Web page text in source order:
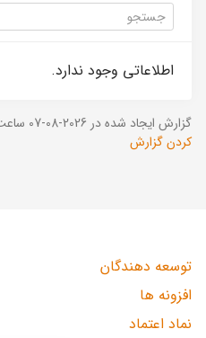
اطلاعاتی وجود ندارد.
گزارش ایجاد شده در 2026-08-07 ساعت 02:28:18 (UTC +03:30).
کردن گزارش
توسعه دهندگان
افزونه ها
نماد اعتماد